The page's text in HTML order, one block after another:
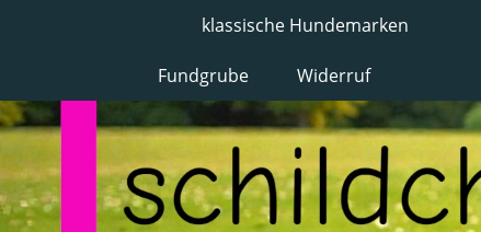
klassische Hundemarken
Fundgrube Widerruf